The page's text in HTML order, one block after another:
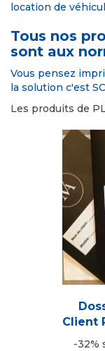
location de
Tous nos
sont aux
Vous pensez
la solution c'est
Les produits de
Client
-32%